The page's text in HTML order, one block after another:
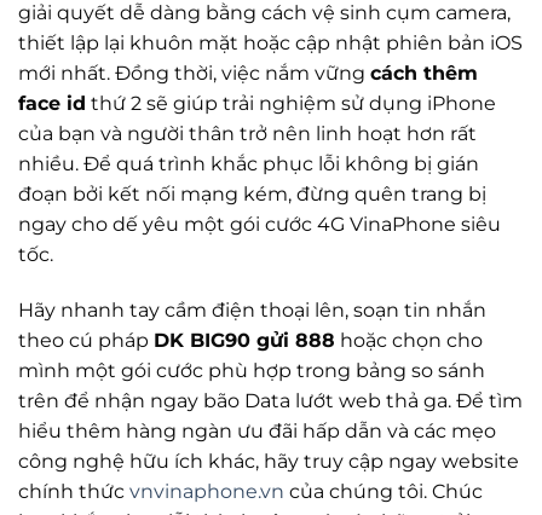
giải quyết dễ dàng bằng cách vệ sinh cụm camera,
thiết lập lại khuôn mặt hoặc cập nhật phiên bản iOS
mới nhất. Đồng thời, việc nắm vững cách thêm
face id thứ 2 sẽ giúp trải nghiệm sử dụng iPhone
của bạn và người thân trở nên linh hoạt hơn rất
nhiều. Để quá trình khắc phục lỗi không bị gián
đoạn bởi kết nối mạng kém, đừng quên trang bị
ngay cho dế yêu một gói cước 4G VinaPhone siêu
tốc.
Hãy nhanh tay cầm điện thoại lên, soạn tin nhắn
theo cú pháp DK BIG90 gửi 888 hoặc chọn cho
mình một gói cước phù hợp trong bảng so sánh
trên để nhận ngay bão Data lướt web thả ga. Để tìm
hiểu thêm hàng ngàn ưu đãi hấp dẫn và các mẹo
công nghệ hữu ích khác, hãy truy cập ngay website
chính thức vnvinaphone.vn của chúng tôi. Chúc